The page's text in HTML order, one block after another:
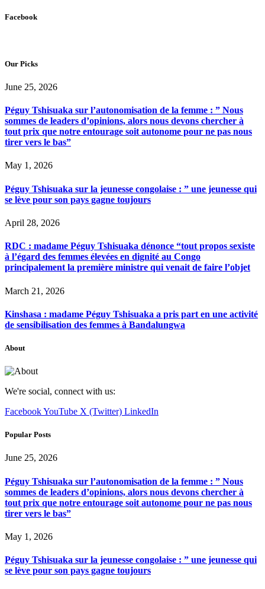
Facebook
Our Picks
June 25, 2026
Péguy Tshisuaka sur l’autonomisation de la femme : ” Nous
sommes de leaders d’opinions, alors nous devons chercher à
tout prix que notre entourage soit autonome pour ne pas nous
tirer vers le bas”
May 1, 2026
Péguy Tshisuaka sur la jeunesse congolaise : ” une jeunesse qui
se lève pour son pays gagne toujours
April 28, 2026
RDC : madame Péguy Tshisuaka dénonce “tout propos sexiste
à l’égard des femmes élevées en dignité au Congo
principalement la première ministre qui venait de faire l’objet
March 21, 2026
Kinshasa : madame Péguy Tshisuaka a pris part en une activité
de sensibilisation des femmes à Bandalungwa
About
We're social, connect with us:
FacebookYouTube X (Twitter) LinkedIn
Popular Posts
June 25, 2026
Péguy Tshisuaka sur l’autonomisation de la femme : ” Nous
sommes de leaders d’opinions, alors nous devons chercher à
tout prix que notre entourage soit autonome pour ne pas nous
tirer vers le bas”
May 1, 2026
Péguy Tshisuaka sur la jeunesse congolaise : ” une jeunesse qui
se lève pour son pays gagne toujours